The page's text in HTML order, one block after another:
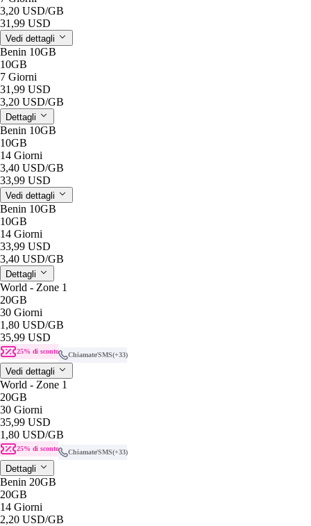
3,20 USD/GB
31,99 USD
Vedi dettagli
Benin 10GB
10GB
7 Giorni
31,99 USD
3,20 USD/GB
Dettagli
Benin 10GB
10GB
14 Giorni
3,40 USD/GB
33,99 USD
Vedi dettagli
Benin 10GB
10GB
14 Giorni
33,99 USD
3,40 USD/GB
Dettagli
World - Zone 1
20GB
30 Giorni
1,80 USD/GB
35,99 USD
25% di sconto Chiamate/SMS(+33)
Vedi dettagli
World - Zone 1
20GB
30 Giorni
35,99 USD
1,80 USD/GB
25% di sconto Chiamate/SMS(+33)
Dettagli
Benin 20GB
20GB
14 Giorni
2,20 USD/GB